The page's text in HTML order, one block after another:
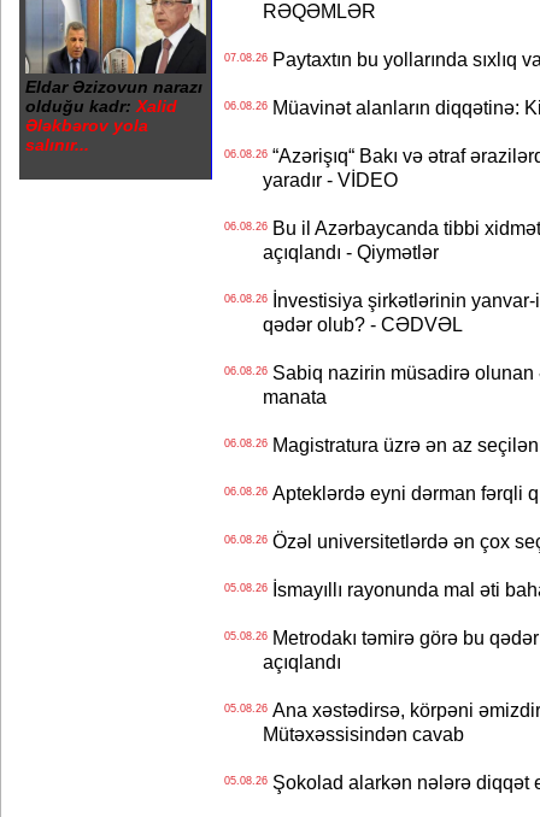
Eldar Əzizovun narazı
olduğu kadr: Xalid
Ələkbərov yola
salınır...
RƏQƏMLƏR
07.08.26Paytaxtın bu yollarında sıxlıq
06.08.26Müavinət alanların diqqətinə:
06.08.26“Azərişıq“ Bakı və ətraf
yaradır - VİDEO
06.08.26Bu il Azərbaycanda tibbi
açıqlandı - Qiymətlər
06.08.26İnvestisiya şirkətlərinin yanvar-
qədər olub? - CƏDVƏL
06.08.26Sabiq nazirin müsadirə olunan
manata
06.08.26Magistratura üzrə ən az
06.08.26Apteklərdə eyni dərman fərqli
06.08.26Özəl universitetlərdə ən çox
05.08.26İsmayıllı rayonunda mal əti
05.08.26Metrodakı təmirə görə bu
açıqlandı
05.08.26Ana xəstədirsə, körpəni
Mütəxəssisindən cavab
05.08.26Şokolad alarkən nələrə diqqət